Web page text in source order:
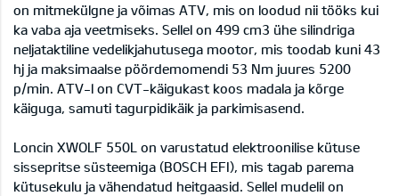
on mitmekülgne ja võimas ATV, mis on loodud nii tööks kui
ka vaba aja veetmiseks. Sellel on 499 cm3 ühe silindriga
neljataktiline vedelikjahutusega mootor, mis toodab kuni 43
hj ja maksimaalse pöördemomendi 53 Nm juures 5200
p/min. ATV-l on CVT-käigukast koos madala ja kõrge
käiguga, samuti tagurpidikäik ja parkimisasend.
Loncin XWOLF 550L on varustatud elektroonilise kütuse
sissepritse süsteemiga (BOSCH EFI), mis tagab parema
kütusekulu ja vähendatud heitgaasid. Sellel mudelil on